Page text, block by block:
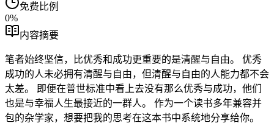
免费比例
0%
内容摘要
笔者始终坚信，比优秀和成功更重要的是清醒与自由。 优秀
成功的人未必拥有清醒与自由，但清醒与自由的人能力都不会
太差。 即便在普世标准中看上去没有那么优秀与成功，他们
也是与幸福人生最接近的一群人。 作为一个读书多年兼容并
包的杂学家，想要把我的思考在这本书中系统地分享给你。